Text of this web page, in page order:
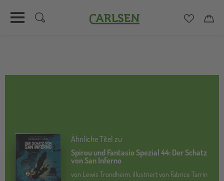
Carlsen
Ähnliche Titel zu
Spirou und Fantasio Spezial 44: Der Schatz
von San Inferno
von Lewis Trondheim, illustriert von Fabrice Tarrin